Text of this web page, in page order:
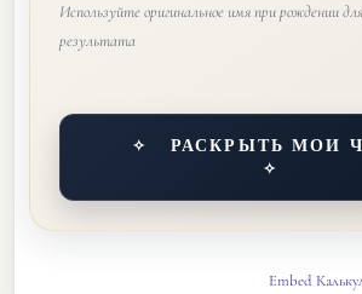
Используйте оригинальное имя при рождении
результата
✧ РАСКРЫТЬ МОИ
✧
Embed